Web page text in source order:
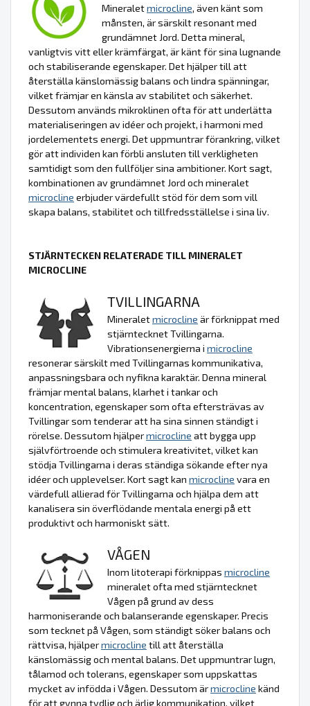
Mineraletmicrocline, även känt som
månsten, är särskilt resonant med
grundämnet Jord. Detta mineral,
vanligtvis vitt eller krämfärgat, är känt för sina lugnande
och stabiliserande egenskaper. Det hjälper till att
återställa känslomässig balans och lindra spänningar,
vilket främjar en känsla av stabilitet och säkerhet.
Dessutom används mikroklinen ofta för att underlätta
materialiseringen av idéer och projekt, i harmoni med
jordelementets energi. Det uppmuntrar förankring, vilket
gör att individen kan förbli ansluten till verkligheten
samtidigt som den fullföljer sina ambitioner. Kort sagt,
kombinationen av grundämnet Jord och mineralet
microcline erbjuder värdefullt stöd för dem som vill
skapa balans, stabilitet och tillfredsställelse i sina liv.
STJÄRNTECKEN RELATERADE TILL MINERALET
MICROCLINE
TVILLINGARNA
Mineraletmicrocline är förknippat med
stjärntecknet Tvillingarna.
Vibrationsenergierna i microcline
resonerar särskilt med Tvillingarnas kommunikativa,
anpassningsbara och nyfikna karaktär. Denna mineral
främjar mental balans, klarhet i tankar och
koncentration, egenskaper som ofta eftersträvas av
Tvillingar som tenderar att ha sina sinnen ständigt i
rörelse. Dessutom hjälpermicrocline att bygga upp
självförtroende och stimulera kreativitet, vilket kan
stödja Tvillingarna i deras ständiga sökande efter nya
idéer och upplevelser. Kort sagt kan microcline vara en
värdefull allierad för Tvillingarna och hjälpa dem att
kanalisera sin överflödande mentala energi på ett
produktivt och harmoniskt sätt.
VÅGEN
Inom litoterapi förknippas microcline
mineralet ofta med stjärntecknet
Vågen på grund av dess
harmoniserande och balanserande egenskaper. Precis
som tecknet på Vågen, som ständigt söker balans och
rättvisa, hjälpermicrocline till att återställa
känslomässig och mental balans. Det uppmuntrar lugn,
tålamod och tolerans, egenskaper som uppskattas
mycket av infödda i Vågen. Dessutom ärmicrocline känd
för att gynna tydlig och ärlig kommunikation, vilket